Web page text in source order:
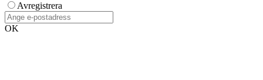
Avregistrera
OK